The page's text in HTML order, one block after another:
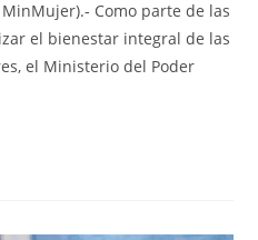
MinMujer).- Como parte de las
el bienestar integral de las
el Ministerio del Poder